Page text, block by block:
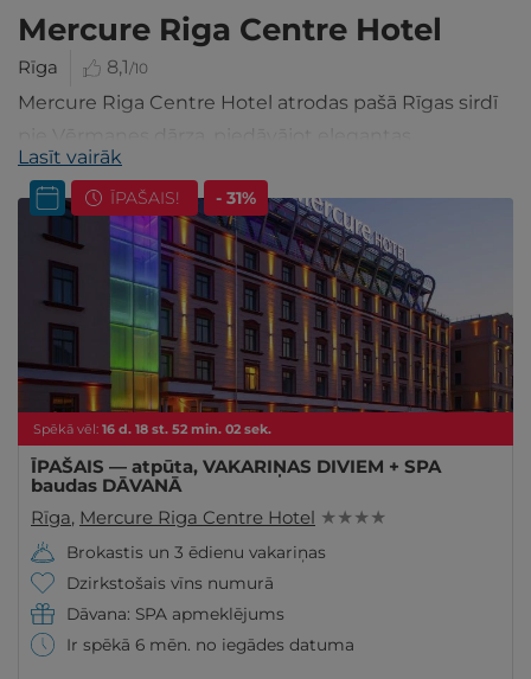
Mercure Riga Centre Hotel
Rīga 8,1/10
Mercure Riga Centre Hotel atrodas pašā Rīgas sirdī
nakšņošanas iespējas, restorānu un bāru.
Lasīt vairāk
Spēkā vēl: 16 d. 18 st. 52 min. 01sek.
ĪPAŠAIS! - 31%
ĪPAŠAIS — atpūta, VAKARIŅAS DIVIEM + SPA
baudas DĀVANĀ
Rīga, Mercure Riga Centre Hotel ★ ★ ★ ★
Brokastis un 3 ēdienu vakariņas
Dzirkstošais vīns numurā
Dāvana: SPA apmeklējums
Ir spēkā 6 mēn. no iegādes datuma